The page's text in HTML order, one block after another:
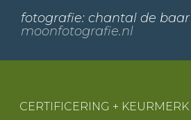
fotografie: chantal de baar
moonfotografie.nl
CERTIFICERING + KEURMERK